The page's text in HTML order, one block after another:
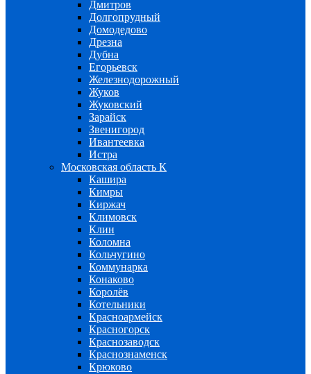
Дмитров
Долгопрудный
Домодедово
Дрезна
Дубна
Егорьевск
Железнодорожный
Жуков
Жуковский
Зарайск
Звенигород
Ивантеевка
Истра
Московская область К
Кашира
Кимры
Киржач
Климовск
Клин
Коломна
Кольчугино
Коммунарка
Конаково
Королёв
Котельники
Красноармейск
Красногорск
Краснозаводск
Краснознаменск
Крюково